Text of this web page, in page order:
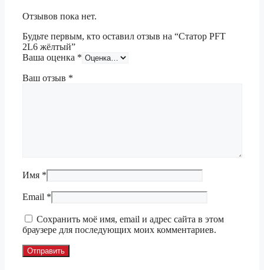
Отзывов пока нет.
Будьте первым, кто оставил отзыв на “Статор PFT
2L6 жёлтый”
Ваша оценка *
Ваш отзыв *
Имя *
Email *
Сохранить моё имя, email и адрес сайта в этом
браузере для последующих моих комментариев.